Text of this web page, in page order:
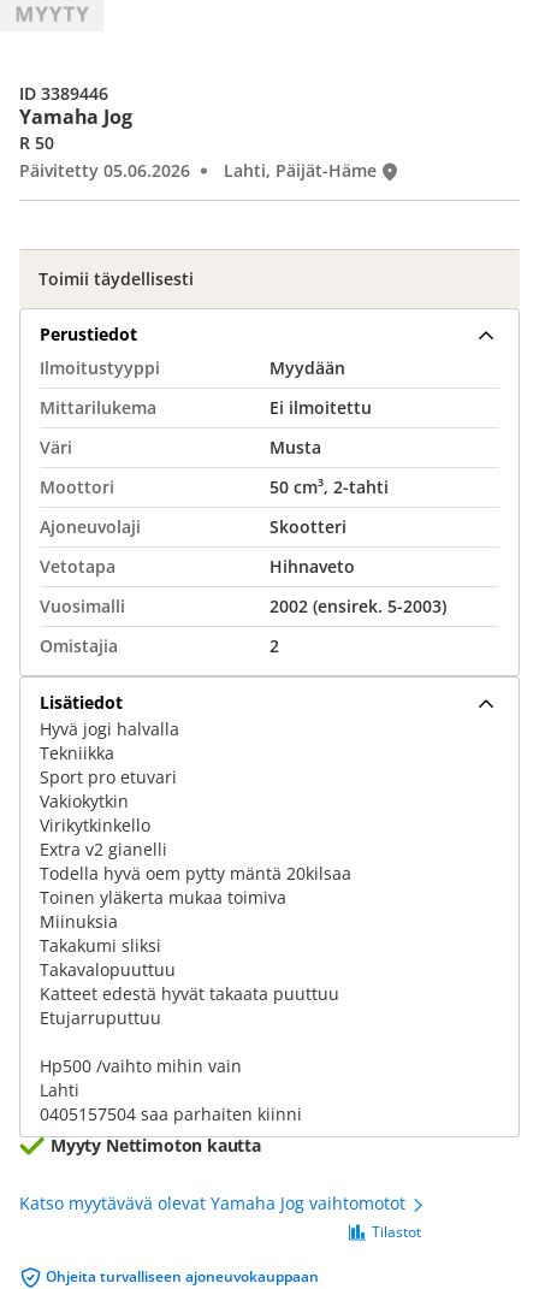
Yamaha Jog
R 50
Päivitetty 05.06.2026
Lahti, Päijät-Häme
ID 3389446
Toimii täydellisesti
Perustiedot
Ilmoitustyyppi
Myydään
Mittarilukema
Ei ilmoitettu
Väri
Musta
Moottori
50 cm³, 2-tahti
Ajoneuvolaji
Skootteri
Vetotapa
Hihnaveto
Vuosimalli
2002 (ensirek. 5-2003)
Omistajia
2
Lisätiedot
Hyvä jogi halvalla
Tekniikka
Sport pro etuvari
Vakiokytkin
Virikytkinkello
Extra v2 gianelli
Todella hyvä oem pytty mäntä 20kilsaa
Toinen yläkerta mukaa toimiva
Miinuksia
Takakumi sliksi
Takavalopuuttuu
Katteet edestä hyvät takaata puuttuu
Etujarruputtuu
Hp500 /vaihto mihin vain
Lahti
0405157504 saa parhaiten kiinni
Myyty Nettimoton kautta
Katso myytävävä olevat Yamaha Jog vaihtomotot
Ohjeita turvalliseen ajoneuvokauppaan
Tilastot